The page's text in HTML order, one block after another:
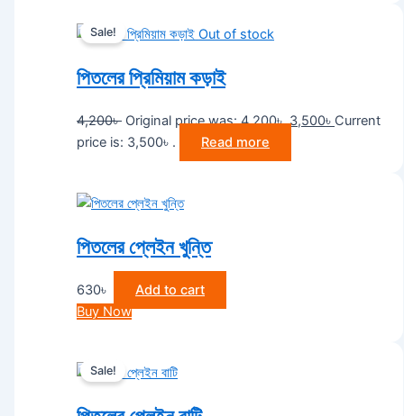
Out of stock
Sale!
পিতলের প্রিমিয়াম কড়াই
4,200৳ Original price was: 4,200৳ .3,500৳ Current
price is: 3,500৳ .
Read more
পিতলের প্লেইন খুন্তি
630৳
Add to cart
Buy Now
Sale!